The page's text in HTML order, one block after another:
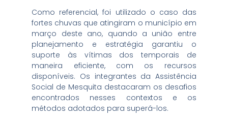
Como referencial, foi utilizado o caso das
fortes chuvas que atingiram o município em
março deste ano, quando a união entre
planejamento e estratégia garantiu o
suporte às vítimas dos temporais de
maneira eficiente, com os recursos
disponíveis. Os integrantes da Assistência
Social de Mesquita destacaram os desafios
encontrados nesses contextos e os
métodos adotados para superá-los.